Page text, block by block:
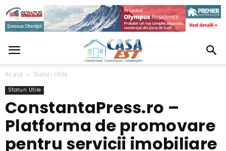
Acasă Sfaturi Utile
Sfaturi Utile
ConstantaPress.ro –
Platforma de promovare
pentru servicii imobiliare